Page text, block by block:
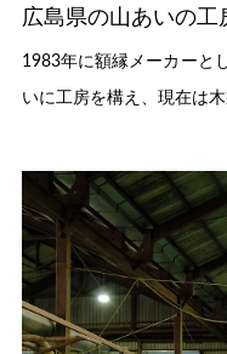
広島県の山あいの工
1983年に額縁メーカーと
いに工房を構え、現在は